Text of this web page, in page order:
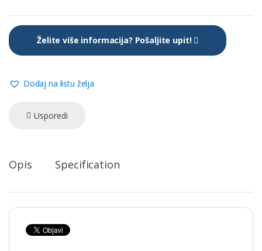
x
↕1.32
m
-
drveni
količina
Želite više informacija? Pošaljite upit!
Dodaj na listu želja
Usporedi
Opis Specification